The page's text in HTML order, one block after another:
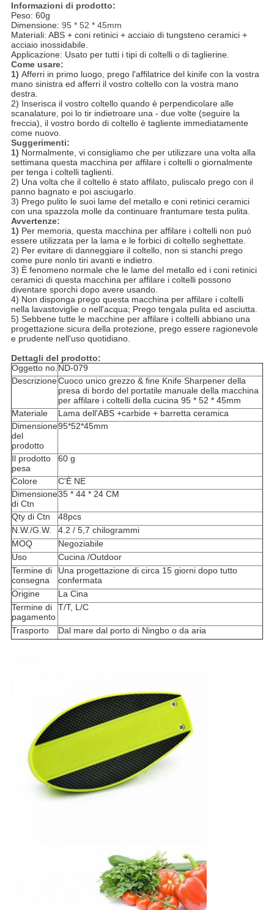
Informazioni di prodotto:
Peso: 60g
Dimensione: 95 * 52 * 45mm
Materiali: ABS + coni retinici + acciaio di tungsteno ceramici +
acciaio inossidabile.
Applicazione: Usato per tutti i tipi di coltelli o di taglierine.
Come usare:
1) Afferri in primo luogo, prego l'affilatrice del kinife con la vostra
mano sinistra ed afferri il vostro coltello con la vostra mano
destra.
2) Inserisca il vostro coltello quando è perpendicolare alle
scanalature, poi lo tir indietroare una - due volte (seguire la
freccia), il vostro bordo di coltello è tagliente immediatamente
come nuovo.
Suggerimenti:
1) Normalmente, vi consigliamo che per utilizzare una volta alla
settimana questa macchina per affilare i coltelli o giornalmente
per tenga i coltelli taglienti.
2) Una volta che il coltello è stato affilato, puliscalo prego con il
panno bagnato e poi asciugarlo.
3) Prego pulito le suoi lame del metallo e coni retinici ceramici
con una spazzola molle da continuare frantumare testa pulita.
Avvertenze:
1) Per memoria, questa macchina per affilare i coltelli non può
essere utilizzata per la lama e le forbici di coltello seghettate.
2) Per evitare di danneggiare il coltello, non si stanchi prego
come pure nonlo tiri avanti e indietro.
3) È fenomeno normale che le lame del metallo ed i coni retinici
ceramici di questa macchina per affilare i coltelli possono
diventare sporchi dopo avere usando.
4) Non disponga prego questa macchina per affilare i coltelli
nella lavastoviglie o nell'acqua; Prego tengala pulita ed asciutta.
5) Sebbene tutte le macchine per affilare i coltelli abbiano una
progettazione sicura della protezione, prego essere ragionevole
e prudente nell'uso quotidiano.
Dettagli del prodotto:
Oggetto no.ND-079
DescrizioneCuoco unico grezzo & fine Knife Sharpener della
presa di bordo del portatile manuale della macchina
per affilare i coltelli della cucina 95 * 52 * 45mm
Materiale
Lama dell'ABS +carbide + barretta ceramica
Dimensione
del
prodotto
95*52*45mm
Il prodotto
pesa
60 g
Colore
C'È NE
Dimensione
di Ctn
35 * 44 * 24 CM
Qty di Ctn
48pcs
N.W./G.W.
4.2 / 5,7 chilogrammi
MOQ
Negoziabile
Uso
Cucina /Outdoor
Termine di
consegna
Una progettazione di circa 15 giorni dopo tutto
confermata
Origine
La Cina
Termine di
pagamento
T/T, L/C
Trasporto Dal mare dal porto di Ningbo o da aria